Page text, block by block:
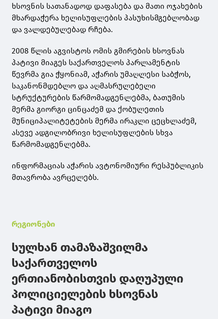
ხსოვნის სათანადოდ დაფასება და მათი ოჯახების
მხარდაჭერა ხელისუფლების პასუხისმგებლობად
და ვალდებულებად რჩება.
2008 წლის აგვისტოს ომის გმირების ხსოვნას
პატივი მიაგეს საქართველოს პარლამენტის
წევრმა გია ჭყონიამ, აჭარის უმაღლესი საბჭოს,
საკანონმდებლო და აღმასრულებელი
სტრუქტურების წარმომადგენლებმა, ბათუმის
მერმა გიორგი ცინცაძემ და ქობულეთის
მუნიციპალიტეტების მერმა ირაკლი ცეცხლაძემ,
ასევე ადგილობრივი ხელისუფლების სხვა
წარმომადგენლებმა.
ინფორმაციას აჭარის ავტონომიური რესპუბლიკის
მთავრობა ავრცელებს.
რეგიონები
სულხან თამაზაშვილმა
საქართველოს
ერთიანობისთვის დაღუპული
პოლიციელების ხსოვნას
პატივი მიაგო